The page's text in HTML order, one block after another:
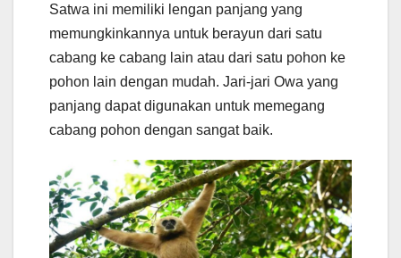
Satwa ini memiliki lengan panjang yang
memungkinkannya untuk berayun dari satu
cabang ke cabang lain atau dari satu pohon ke
pohon lain dengan mudah. Jari-jari Owa yang
panjang dapat digunakan untuk memegang
cabang pohon dengan sangat baik.